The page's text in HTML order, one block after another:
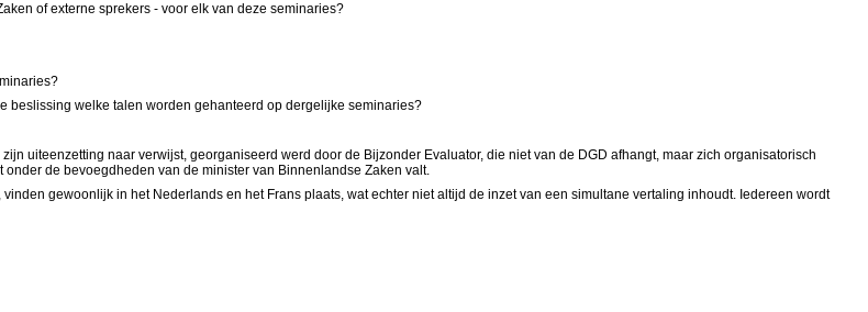
of externe sprekers - voor elk van deze seminaries?
beslissing welke talen worden gehanteerd op dergelijke seminaries?
uiteenzetting naar verwijst, georganiseerd werd door de Bijzonder Evaluator, die niet van de DGD afhangt, maar zich organisatorisch
de bevoegdheden van de minister van Binnenlandse Zaken valt.
gewoonlijk in het Nederlands en het Frans plaats, wat echter niet altijd de inzet van een simultane vertaling inhoudt. Iedereen wordt